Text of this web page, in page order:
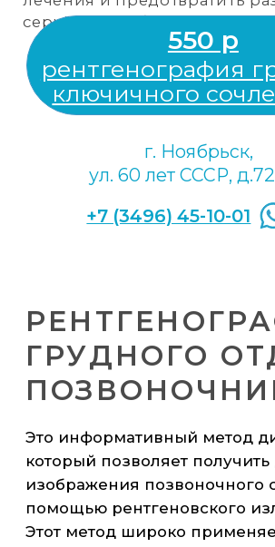
+7 (3496) 45-10-01
г. Ноябрьск,
ул. 60 лет СССР, д.72 «A»
РЕНТГЕНОГРАФИЯ
ЗАПЯСТЬЯ
С помощью рентгенографии можно:
определить состояние хрящевых и
костных тканей;
патологии в области запястья;
выявить переломы, деформации,
артрозы, артриты и другие
заболевания.
Рентгенографию запястья могут
назначить при следующих симптомах и
Это надёжный метод исследования,
который позволяет получить детальные
медицинской практике для выявления
различных патологий и травм.